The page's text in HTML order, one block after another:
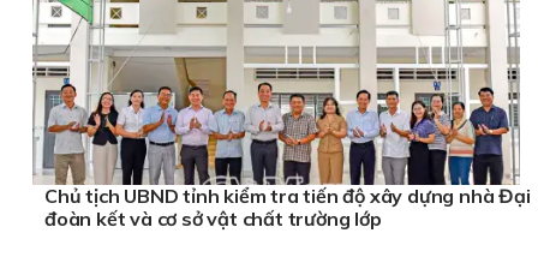
Chủ tịch UBND tỉnh kiểm tra tiến độ xây dựng nhà Đại
đoàn kết và cơ sở vật chất trường lớp